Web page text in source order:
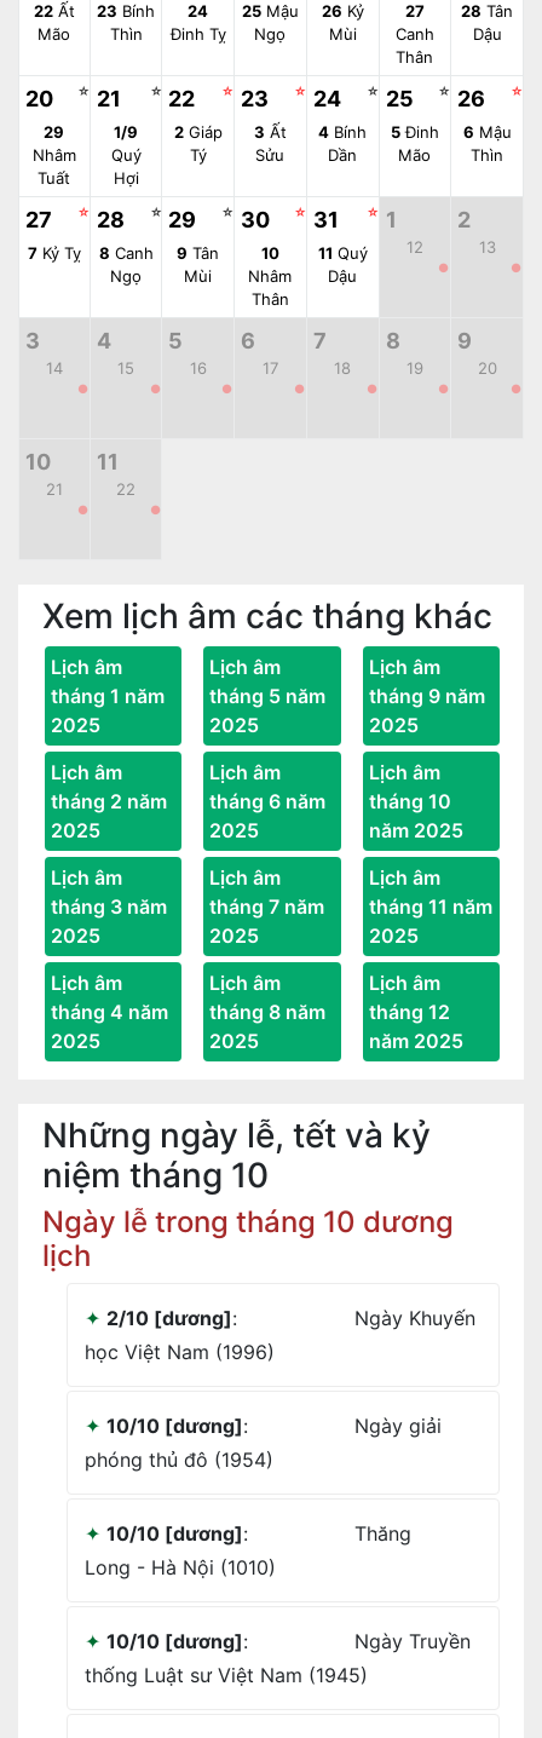
22Ất
Mão
23 Bính
Thìn
24
Đinh Tỵ
25Mậu
Ngọ
26 Kỷ
Mùi
27
Canh
Thân
28 Tân
Dậu
20 ☆
29
Nhâm
Tuất
21 ☆
1/9
Quý
Hợi
22 ☆
2Giáp
Tý
23 ☆
3 Ất
Sửu
24 ☆
4 Bính
Dần
25 ☆
5Đinh
Mão
26 ☆
6 Mậu
Thìn
27 ☆
7Kỷ Tỵ
28 ☆
8 Canh
Ngọ
29 ☆
9 Tân
Mùi
30 ☆
10
Nhâm
Thân
31 ☆
11 Quý
Dậu
1
12
●
2
13
●
3
14
●
4
15
●
5
16
●
6
17
●
7
18
●
8
19
●
9
20
●
10
21
●
11
22
●
Xem lịch âm các tháng khác
Lịch âm
tháng 1 năm
2025
Lịch âm
tháng 2 năm
2025
Lịch âm
tháng 3 năm
2025
Lịch âm
tháng 4 năm
2025
Lịch âm
tháng 5 năm
2025
Lịch âm
tháng 6 năm
2025
Lịch âm
tháng 7 năm
2025
Lịch âm
tháng 8 năm
2025
Lịch âm
tháng 9 năm
2025
Lịch âm
tháng 10
năm 2025
Lịch âm
tháng 11 năm
2025
Lịch âm
tháng 12
năm 2025
Những ngày lễ, tết và kỷ
niệm tháng 10
Ngày lễ trong tháng 10 dương
lịch
2/10 [dương]:
Ngày Khuyến
học Việt Nam (1996)
10/10 [dương]:
Ngày giải
phóng thủ đô (1954)
10/10 [dương]:
Thăng
Long - Hà Nội (1010)
10/10 [dương]:
Ngày Truyền
thống Luật sư Việt Nam (1945)